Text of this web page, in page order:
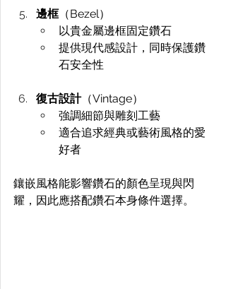
邊框（Bezel）
以貴金屬邊框固定鑽石
提供現代感設計，同時保護鑽
石安全性
復古設計（Vintage）
強調細節與雕刻工藝
適合追求經典或藝術風格的愛
好者
鑲嵌風格能影響鑽石的顏色呈現與閃
耀，因此應搭配鑽石本身條件選擇。